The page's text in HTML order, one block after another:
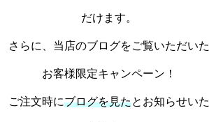
だけます。
さらに、当店のブログをご覧いただいた
お客様限定キャンペーン！
ご注文時にブログを見たとお知らせいた